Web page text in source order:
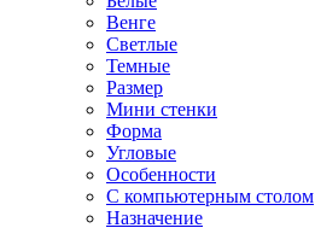
Венге
Светлые
Темные
Размер
Мини стенки
Форма
Угловые
Особенности
С компьютерным столом
Назначение